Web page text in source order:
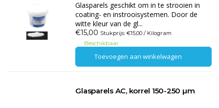
Glasparels geschikt om in te strooien in
coating- en instrooisystemen. Door de
witte kleur van de gl...
€15,00 Stukprijs: €15,00 / Kilogram
Beschikbaar
Toevoegen aan winkelwagen
Glasparels AC, korrel 150-250 µm